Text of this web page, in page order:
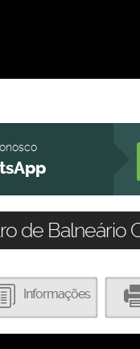
de Balneário
Informações